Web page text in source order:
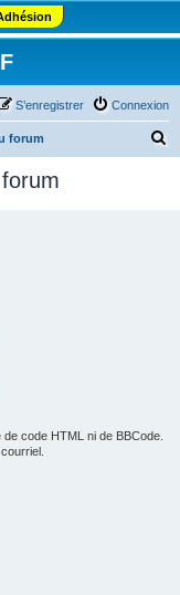
Connexion
S’enregistrer
forum
code HTML ni de BBCode.